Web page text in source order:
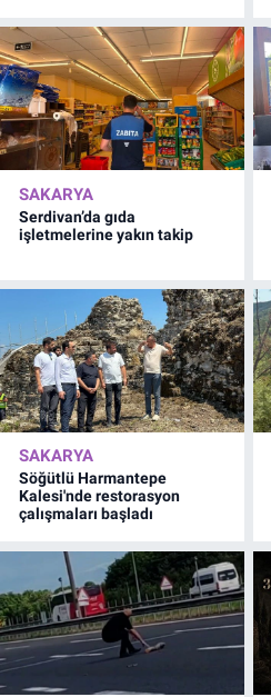
SAKARYA
Serdivan’da gıda
işletmelerine yakın takip
SAKARYA
Söğütlü Harmantepe
Kalesi'nde restorasyon
çalışmaları başladı